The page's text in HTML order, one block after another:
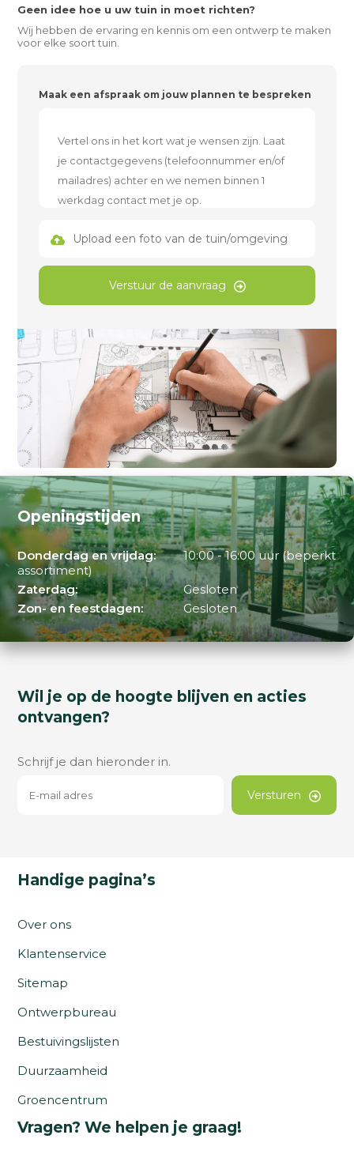
Geen idee hoe u uw tuin in moet richten?
Wij hebben de ervaring en kennis om een ontwerp te maken
voor elke soort tuin.
Maak een afspraak om jouw plannen te bespreken
Upload een foto van de tuin/omgeving
Verstuur de aanvraag
Openingstijden
Donderdag en vrijdag:
10:00 - 16:00 uur (beperkt
assortiment)
Zaterdag:
Gesloten
Zon- en feestdagen:
Gesloten
Wil je op de hoogte blijven en acties
ontvangen?
Schrijf je dan hieronder in.
Versturen
Handige pagina’s
Over ons
Klantenservice
Sitemap
Ontwerpbureau
Bestuivingslijsten
Duurzaamheid
Groencentrum
Vragen? We helpen je graag!